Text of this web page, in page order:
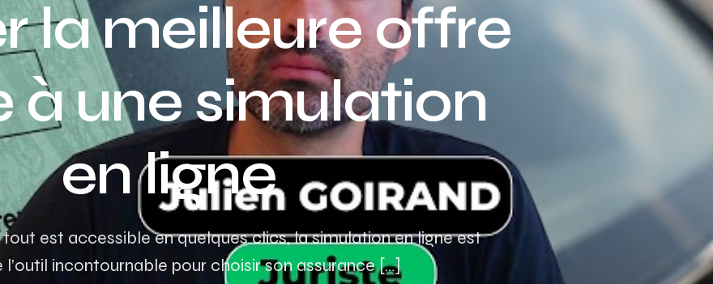
Assurance auto Toulouse
Assurance auto Lyon
Assurance auto Marseille
la meilleure offre
à une simulation
en ligne
est accessible en quelques clics, la simulation en ligne est
l’outil incontournable pour choisir son assurance […]